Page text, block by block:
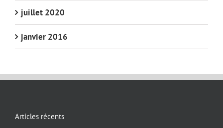
juillet 2020
janvier 2016
Articles récents